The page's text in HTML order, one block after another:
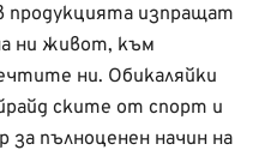
изпращат
ни живот, към
ни. Обикаляйки
ските от спорт и
за пълноценен начин на